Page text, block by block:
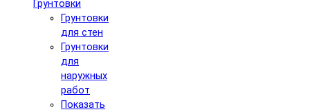
Грунтовки
Грунтовки
для стен
Грунтовки
для
наружных
работ
Показать